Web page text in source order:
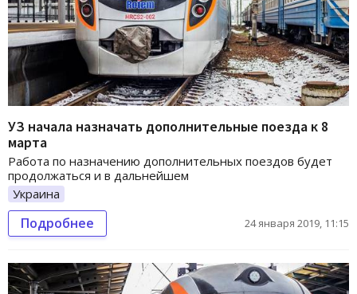
УЗ начала назначать дополнительные поезда к 8
марта
Работа по назначению дополнительных поездов будет
продолжаться и в дальнейшем
Украина
Подробнее 24 января 2019, 11:15